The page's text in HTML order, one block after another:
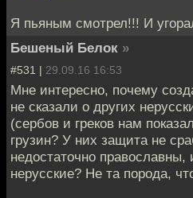
Я пьяным смотрел!!! И
Бешеный Белок »
#531 | 29.09.16 16:53
Мне интересно, почему
не сказали о других
(сербов и греков нам
грузин? У них защита не
недостаточно
нерусские? Не та порода,